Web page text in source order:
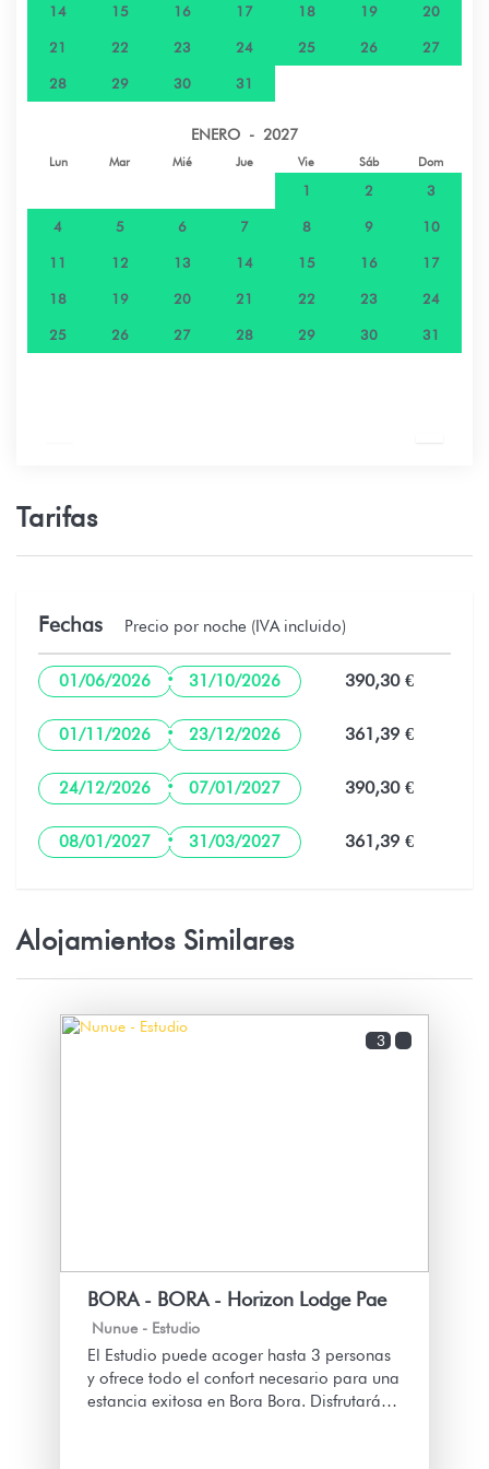
14 15 16 17 18 19 20
21 22 23 24 25 26 27
28 29 30 31
ENERO - 2027
Lun Mar Mié Jue Vie Sáb Dom
1 2 3
4 5 6 7 8 9 10
11 12 13 14 15 16 17
18 19 20 21 22 23 24
25 26 27 28 29 30 31
Tarifas
Fechas Precio por noche (IVA incluido)
01/06/2026 · 31/10/2026 390,30 €
01/11/2026 · 23/12/2026 361,39 €
24/12/2026 · 07/01/2027 390,30 €
08/01/2027 · 31/03/2027 361,39 €
Alojamientos Similares
3
BORA - BORA - Horizon Lodge Pae
Nunue - Estudio
El Estudio puede acoger hasta 3 personas
y ofrece todo el confort necesario para una
estancia exitosa en Bora Bora. Disfrutará